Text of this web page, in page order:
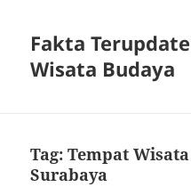
Fakta
Wisata Budaya
Tag:Tempat
Surabaya